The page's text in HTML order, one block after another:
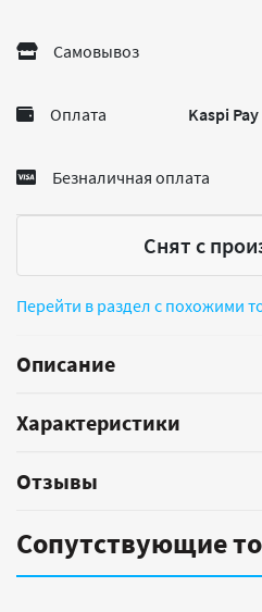
Самовывоз
Оплата Kaspi
Безналичная оплата
Снят с
Перейти в раздел с похожими
Описание
Характеристики
Отзывы
Сопутствующие